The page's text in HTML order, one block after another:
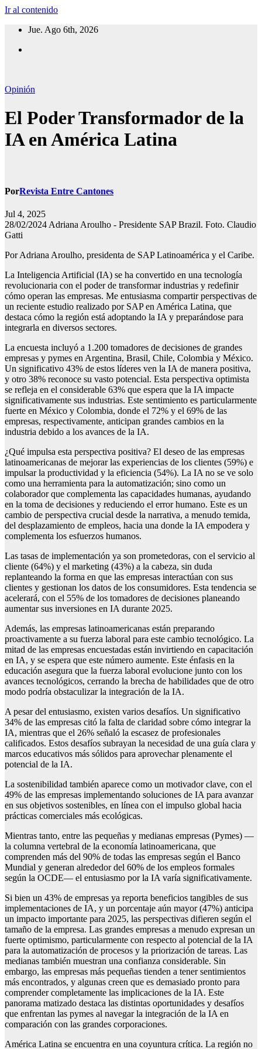
Ir al contenido
Jue. Ago 6th, 2026
Opinión
El Poder Transformador de la
IA en América Latina
PorRevista Entre Cantones
Jul 4, 2025
28/02/2024 Adriana Aroulho - Presidente SAP Brazil. Foto. Claudio
Gatti
Por Adriana Aroulho, presidenta de SAP Latinoamérica y el Caribe.
La Inteligencia Artificial (IA) se ha convertido en una tecnología
revolucionaria con el poder de transformar industrias y redefinir
cómo operan las empresas. Me entusiasma compartir perspectivas de
un reciente estudio realizado por SAP en América Latina, que
destaca cómo la región está adoptando la IA y preparándose para
integrarla en diversos sectores.
La encuesta incluyó a 1.200 tomadores de decisiones de grandes
empresas y pymes en Argentina, Brasil, Chile, Colombia y México.
Un significativo 43% de estos líderes ven la IA de manera positiva,
y otro 38% reconoce su vasto potencial. Esta perspectiva optimista
se refleja en el considerable 63% que espera que la IA impacte
significativamente sus industrias. Este sentimiento es particularmente
fuerte en México y Colombia, donde el 72% y el 69% de las
empresas, respectivamente, anticipan grandes cambios en la
industria debido a los avances de la IA.
¿Qué impulsa esta perspectiva positiva? El deseo de las empresas
latinoamericanas de mejorar las experiencias de los clientes (59%) e
impulsar la productividad y la eficiencia (54%). La IA no se ve solo
como una herramienta para la automatización; sino como un
colaborador que complementa las capacidades humanas, ayudando
en la toma de decisiones y reduciendo el error humano. Este es un
cambio de perspectiva crucial desde la narrativa, a menudo temida,
del desplazamiento de empleos, hacia una donde la IA empodera y
complementa los esfuerzos humanos.
Las tasas de implementación ya son prometedoras, con el servicio al
cliente (64%) y el marketing (43%) a la cabeza, sin duda
replanteando la forma en que las empresas interactúan con sus
clientes y gestionan los datos de los consumidores. Esta tendencia se
acelerará, con el 55% de los tomadores de decisiones planeando
aumentar sus inversiones en IA durante 2025.
Además, las empresas latinoamericanas están preparando
proactivamente a su fuerza laboral para este cambio tecnológico. La
mitad de las empresas encuestadas están invirtiendo en capacitación
en IA, y se espera que este número aumente. Este énfasis en la
educación asegura que la fuerza laboral evolucione junto con los
avances tecnológicos, cerrando la brecha de habilidades que de otro
modo podría obstaculizar la integración de la IA.
A pesar del entusiasmo, existen varios desafíos. Un significativo
34% de las empresas citó la falta de claridad sobre cómo integrar la
IA, mientras que el 26% señaló la escasez de profesionales
calificados. Estos desafíos subrayan la necesidad de una guía clara y
marcos educativos más sólidos para aprovechar plenamente el
potencial de la IA.
La sostenibilidad también aparece como un motivador clave, con el
49% de las empresas implementando soluciones de IA para avanzar
en sus objetivos sostenibles, en línea con el impulso global hacia
prácticas comerciales más ecológicas.
Mientras tanto, entre las pequeñas y medianas empresas (Pymes) —
la columna vertebral de la economía latinoamericana, que
comprenden más del 90% de todas las empresas según el Banco
Mundial y generan alrededor del 60% de los empleos formales
según la OCDE— el entusiasmo por la IA varía significativamente.
Si bien un 43% de empresas ya reporta beneficios tangibles de sus
implementaciones de IA, y un porcentaje aún mayor (47%) anticipa
un impacto importante para 2025, las perspectivas difieren según el
tamaño de la empresa. Las grandes empresas a menudo expresan un
fuerte optimismo, particularmente con respecto al potencial de la IA
para la automatización de procesos y la priorización de tareas. Las
medianas también muestran una confianza considerable. Sin
embargo, las empresas más pequeñas tienden a tener sentimientos
más encontrados, y algunas creen que es demasiado pronto para
comprender completamente las implicaciones de la IA. Este
panorama matizado destaca las distintas oportunidades y desafíos
que enfrentan las pymes al navegar la integración de la IA en
comparación con las grandes corporaciones.
América Latina se encuentra en una coyuntura crítica. La región no